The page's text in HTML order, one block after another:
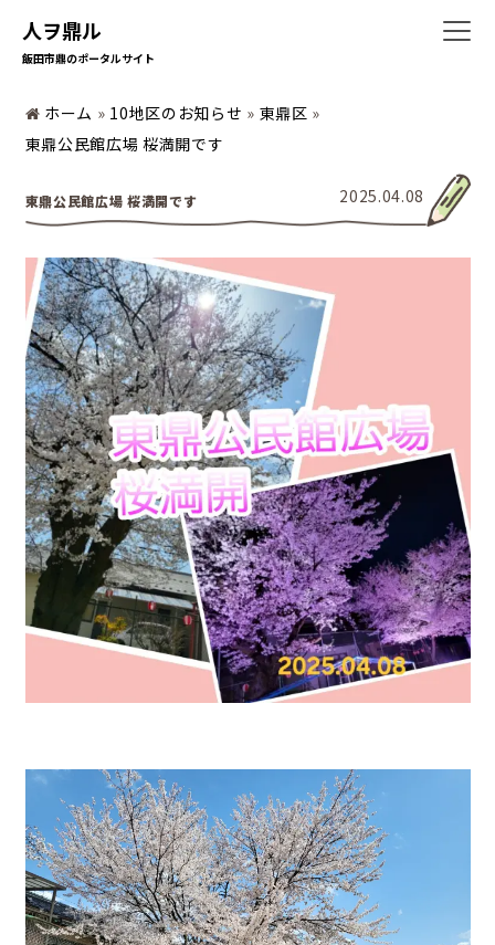
人ヲ鼎ル
飯田市鼎のポータルサイト
暮らしの情報
地域の活動
かなえの人特集
鼎地区の魅力
ホーム » 10地区のお知らせ » 東鼎区 »
東鼎公民館広場 桜満開です
2025.04.08
東鼎公民館広場 桜満開です